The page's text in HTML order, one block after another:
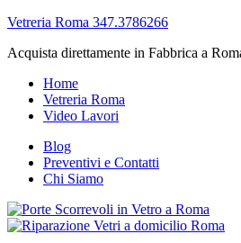
Vetreria Roma 347.3786266
Acquista direttamente in Fabbrica a
Home
Vetreria Roma
Video Lavori
Blog
Preventivi e Contatti
Chi Siamo